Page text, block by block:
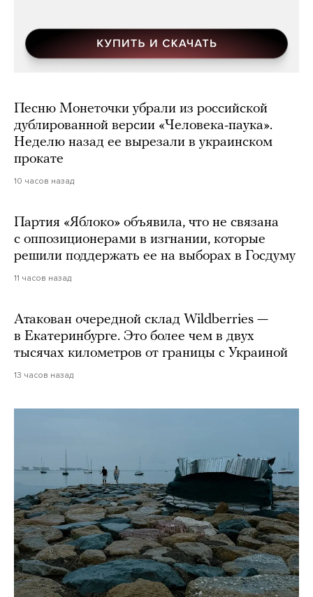
Песню Монеточки убрали из российской
дублированной версии «Человека-паука».
Неделю назад ее вырезали в украинском
прокате
10 часов назад
Партия «Яблоко» объявила, что не связана
с оппозиционерами в изгнании, которые
решили поддержать ее на выборах в Госдуму
11 часов назад
Атакован очередной склад Wildberries —
в Екатеринбурге. Это более чем в двух
тысячах километров от границы с Украиной
13 часов назад